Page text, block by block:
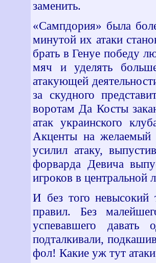
заменить.
«Сампдория» была
минутой их атаки
брать в Генуе победу
мяч и уделять
атакующей
за скудного
воротам Да Косты
атак украинского
Акценты на желаемый
усилил атаку,
форварда Девича
игроков в центральной
И без того
правил. Без
успевавшего давать
подталкивали,
фол! Какие уж тут